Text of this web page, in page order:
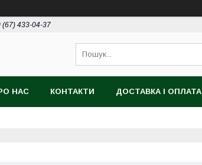
(67) 433-04-37
НАС КОНТАКТИ ДОСТАВКА І ОПЛАТА